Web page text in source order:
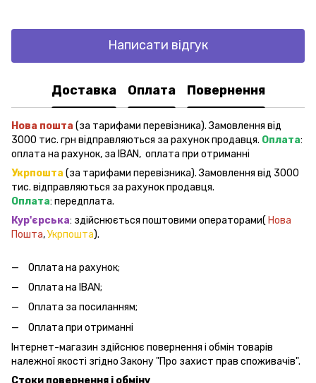
Написати відгук
Доставка Оплата Повернення
Нова пошта (за тарифами перевізника). Замовлення від
3000 тис. грн відправляються за рахунок продавця. Оплата:
оплата на рахунок, за IBAN, оплата при отриманні
Укрпошта (за тарифами перевізника). Замовлення від 3000
тис. відправляються за рахунок продавця.
Оплата: передплата.
Кур'єрська: здійснюється поштовими операторами( Нова
Пошта,Укрпошта).
Оплата на рахунок;
Оплата на IBAN;
Оплата за посиланням;
Оплата при отриманні
Інтернет-магазин здійснює повернення і обмін товарів
належної якості згідно Закону "Про захист прав споживачів".